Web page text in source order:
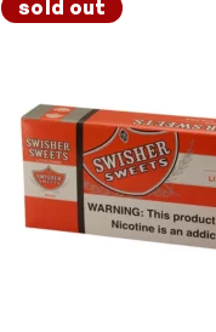
sold out